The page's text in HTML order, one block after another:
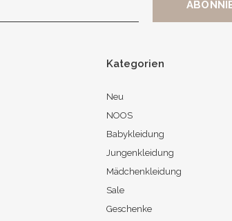
Kategorien
Neu
NOOS
Babykleidung
Jungenkleidung
Mädchenkleidung
Sale
Geschenke